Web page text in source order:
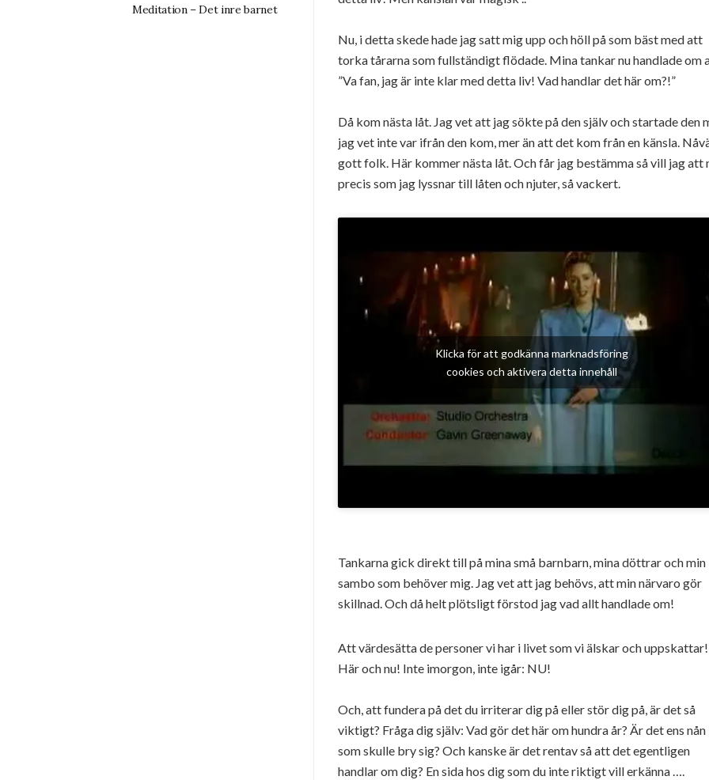
Nu, i detta skede hade jag satt mig upp och höll på som bäst med att
torka tårarna som fullständigt flödade. Mina tankar nu handlade om
”Va fan, jag är inte klar med detta liv! Vad handlar det här om?!”
Då kom nästa låt. Jag vet att jag sökte på den själv och startade den
jag vet inte var ifrån den kom, mer än att det kom från en känsla.
gott folk. Här kommer nästa låt. Och får jag bestämma så vill jag att
precis som jag lyssnar till låten och njuter, så vackert.
Klicka för att godkänna marknadsföring
cookies och aktivera detta innehåll
Tankarna gick direkt till på mina små barnbarn, mina döttrar och min
sambo som behöver mig. Jag vet att jag behövs, att min närvaro gör
skillnad. Och då helt plötsligt förstod jag vad allt handlade om!
Att värdesätta de personer vi har i livet som vi älskar och uppskattar!
Här och nu! Inte imorgon, inte igår: NU!
Och, att fundera på det du irriterar dig på eller stör dig på, är det så
viktigt? Fråga dig själv: Vad gör det här om hundra år? Är det ens nån
som skulle bry sig? Och kanske är det rentav så att det egentligen
handlar om dig? En sida hos dig som du inte riktigt vill erkänna ….
Meditation – Det inre barnet